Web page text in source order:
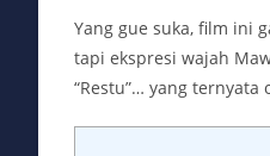
Yang gue suka, film ini
tapi ekspresi wajah
“Restu”… yang